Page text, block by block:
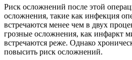
Риск осложнений после этой
осложнения, такие как инфекция
встречаются менее чем в двух
грозные осложнения, как инфаркт
встречаются реже. Однако
повысить риск осложнений.